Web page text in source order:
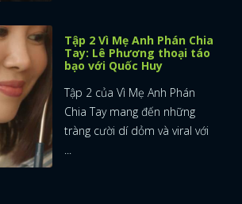
Tập 2 Vì Mẹ Anh Phán Chia
Tay: Lê Phương thoại táo
bạo với Quốc Huy
Tập 2 của Vì Mẹ Anh Phán
Chia Tay mang đến những
tràng cười dí dỏm và viral với
...